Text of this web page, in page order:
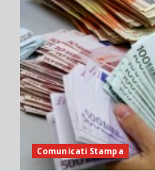
Comunicati Stampa